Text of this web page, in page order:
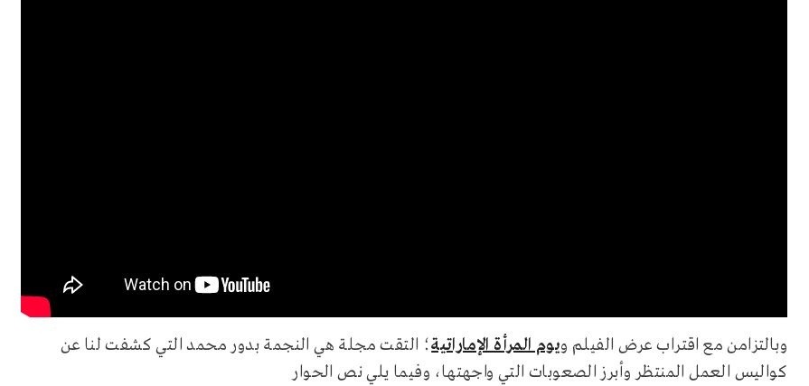
وبالتزامن مع اقتراب عرض الفيلم ويوم المرأة الإماراتية؛ التقت مجلة هي النجمة بدور محمد التي كشفت لنا عن
كواليس العمل المنتظر وأبرز الصعوبات التي واجهتها، وفيما يلي نص الحوار